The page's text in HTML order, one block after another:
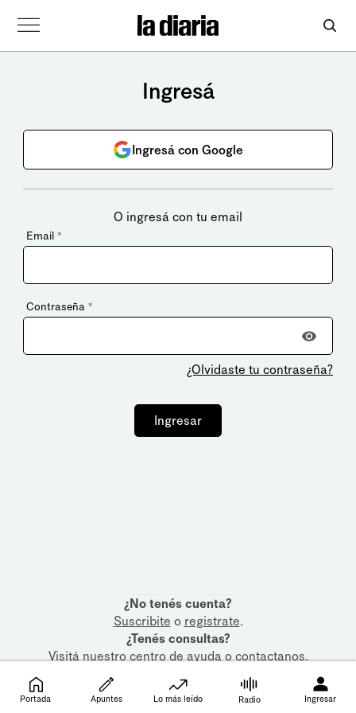
Ingresá
Ingresá con Google
O ingresá con tu email
Email *
Contraseña *
¿Olvidaste tu contraseña?
Ingresar
¿No tenés cuenta?
Suscribite o registrate.
¿Tenés consultas?
Visitá nuestrocentro de ayudaocontactanos.
Portada Apuntes Lo más leído Radio Ingresar